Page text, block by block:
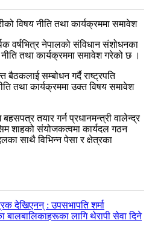
वर्षभित्र नेपालको संविधान संशोधनका
तथा कार्यक्रममा समावेश गरेको छ ।
सम्बोधन गर्दै राष्ट्रपति
तथा कार्यक्रममा उक्त विषय समावेश
तयार गर्न प्रधानमन्त्री वालेन्द्र
शाहको संयोजकत्वमा कार्यदल गठन
साथै विभिन्न पेसा र क्षेत्रका
देखिएनन् : उपसभापति शर्मा
बालबालिकाहरूका लागि थेरापी सेवा दिने